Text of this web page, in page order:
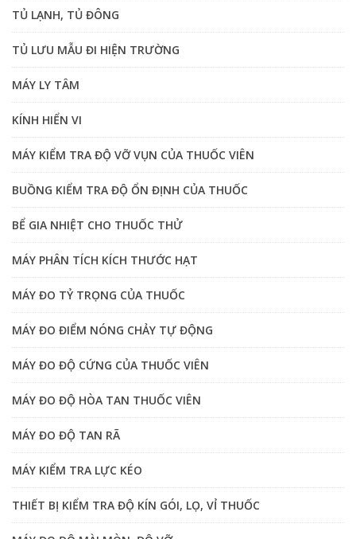
TỦ LẠNH, TỦ ĐÔNG
TỦ LƯU MẪU ĐI HIỆN TRƯỜNG
MÁY LY TÂM
KÍNH HIỂN VI
MÁY KIỂM TRA ĐỘ VỠ VỤN CỦA THUỐC VIÊN
BUỒNG KIỂM TRA ĐỘ ỔN ĐỊNH CỦA THUỐC
BỂ GIA NHIỆT CHO THUỐC THỬ
MÁY PHÂN TÍCH KÍCH THƯỚC HẠT
MÁY ĐO TỶ TRỌNG CỦA THUỐC
MÁY ĐO ĐIỂM NÓNG CHẢY TỰ ĐỘNG
MÁY ĐO ĐỘ CỨNG CỦA THUỐC VIÊN
MÁY ĐO ĐỘ HÒA TAN THUỐC VIÊN
MÁY ĐO ĐỘ TAN RÃ
MÁY KIỂM TRA LỰC KÉO
THIẾT BỊ KIỂM TRA ĐỘ KÍN GÓI, LỌ, VỈ THUỐC